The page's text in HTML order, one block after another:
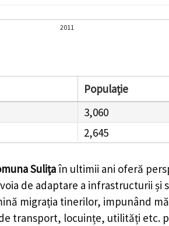
2011
Populație
3,060
2,645
Sulițaîn ultimii ani oferă
de adaptare a infrastructurii
migrația tinerilor, impunând
transport, locuințe, utilități etc.